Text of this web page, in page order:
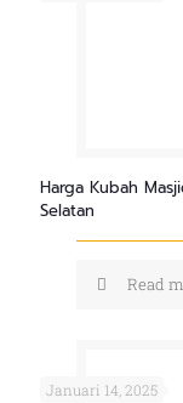
Harga Kubah
Selatan
Read
Januari 14, 2025